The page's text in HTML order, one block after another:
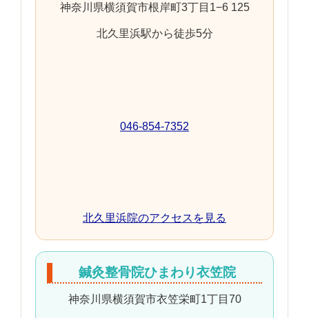
神奈川県横須賀市根岸町3丁目1−6 125
北久里浜駅から徒歩5分
046-854-7352
北久里浜院のアクセスを見る
鍼灸整骨院ひまわり衣笠院
神奈川県横須賀市衣笠栄町1丁目70